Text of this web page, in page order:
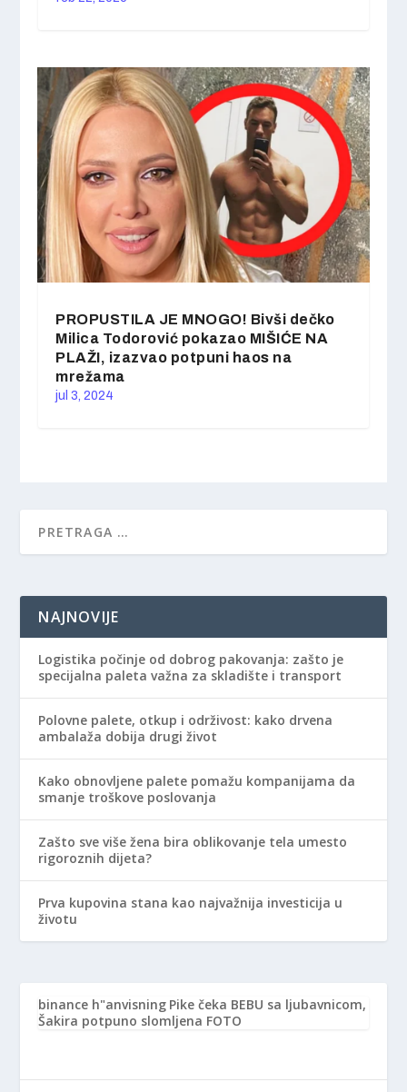
PROPUSTILA JE MNOGO! Bivši dečko
Milica Todorović pokazao MIŠIĆE NA
PLAŽI, izazvao potpuni haos na
mrežama
jul 3, 2024
NAJNOVIJE
Logistika počinje od dobrog pakovanja: zašto je
specijalna paleta važna za skladište i transport
Polovne palete, otkup i održivost: kako drvena
ambalaža dobija drugi život
Kako obnovljene palete pomažu kompanijama da
smanje troškove poslovanja
Zašto sve više žena bira oblikovanje tela umesto
rigoroznih dijeta?
Prva kupovina stana kao najvažnija investicija u
životu
binance h"anvisning Pike čeka BEBU sa ljubavnicom,
Šakira potpuno slomljena FOTO